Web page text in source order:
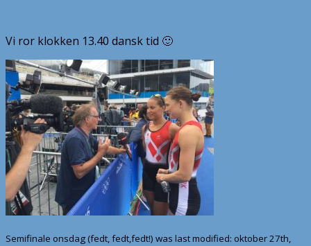
Vi ror klokken 13.40 dansk tid 🙂
Semifinale onsdag (fedt, fedt,fedt!) was last modified: oktober 27th,